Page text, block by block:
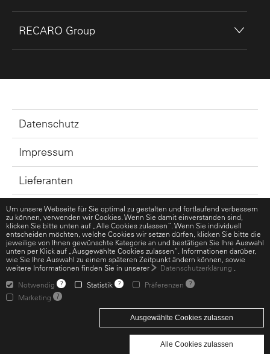
RECARO Group
Datenschutz
Impressum
Lieferanten
GTC
AEB
RECARO Social Media Channels
© 2026 RECARO Aircraft Seating GmbH & Co. KG
Um unsere Webseite für Sie optimal zu gestalten und fortlaufend verbessern
zu können, verwenden wir Cookies. Wenn Sie damit einverstanden sind,
klicken Sie bitte unten auf „Alle Cookies zulassen“. Wenn Sie individuell
entscheiden möchten, welche Cookies wir setzen dürfen, klicken Sie bitte die
jeweilige von Ihnen gewünschte Kategorie an und bestätigen Sie Ihre Auswahl
unten per Klick auf „Ausgewählte Cookies zulassen“. Informationen darüber,
wie Sie Ihre Auswahl zu einem späteren Zeitpunkt ändern können, sowie
weitere Informationen finden Sie in unserer
Datenschutzerklärung
Notwendig
? Statistik ? Präferenzen
?
Marketing
?
Ausgewählte Cookies zulassen
Alle Cookies zulassen